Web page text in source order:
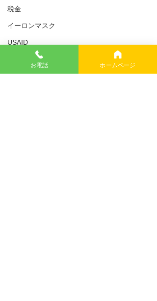
税金
イーロンマスク
USAID
イギリス
お電話 ホームページ